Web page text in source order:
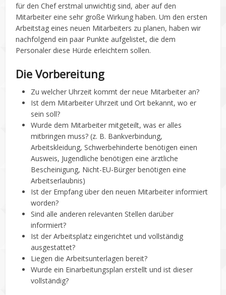
für den Chef erstmal unwichtig sind, aber auf den
Mitarbeiter eine sehr große Wirkung haben. Um den ersten
Arbeitstag eines neuen Mitarbeiters zu planen, haben wir
nachfolgend ein paar Punkte aufgelistet, die dem
Personaler diese Hürde erleichtern sollen.
Die Vorbereitung
Zu welcher Uhrzeit kommt der neue Mitarbeiter an?
Ist dem Mitarbeiter Uhrzeit und Ort bekannt, wo er
sein soll?
Wurde dem Mitarbeiter mitgeteilt, was er alles
mitbringen muss? (z. B. Bankverbindung,
Arbeitskleidung, Schwerbehinderte benötigen einen
Ausweis, Jugendliche benötigen eine ärztliche
Bescheinigung, Nicht-EU-Bürger benötigen eine
Arbeitserlaubnis)
Ist der Empfang über den neuen Mitarbeiter informiert
worden?
Sind alle anderen relevanten Stellen darüber
informiert?
Ist der Arbeitsplatz eingerichtet und vollständig
ausgestattet?
Liegen die Arbeitsunterlagen bereit?
Wurde ein Einarbeitungsplan erstellt und ist dieser
vollständig?